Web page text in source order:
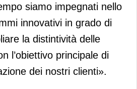
siamo impegnati nello
innovativi in grado di
la distintività delle
l’obiettivo principale di
dei nostri clienti».